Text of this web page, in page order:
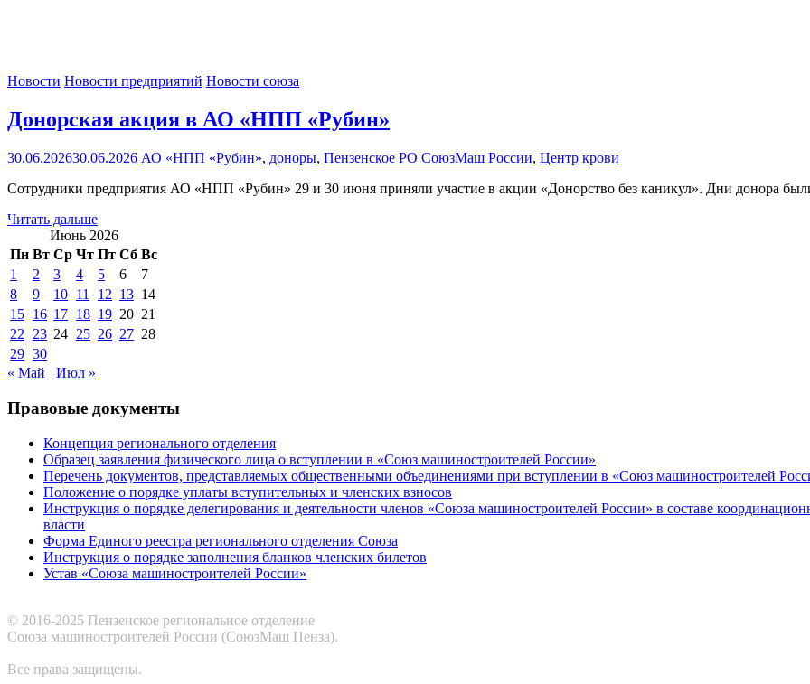
Новости Новости предприятий Новости союза
Донорская акция в АО «НПП «Рубин»
30.06.202630.06.2026 АО «НПП «Рубин», доноры, Пензенское РО СоюзМаш России, Центр крови
Сотрудники предприятия АО «НПП «Рубин» 29 и 30 июня приняли участие в акции «Донорство без каникул». Дни донора
Читать дальше
Июнь 2026
Пн Вт Ср Чт Пт Сб Вс
1
2 3 4 5 6
7
8
9 10 11 12 13 14
15 16 17 18 19 20 21
22
23 24 25 26 27 28
29 30
« Май
Июл »
Правовые документы
Концепция регионального отделения
Образец заявления физического лица о вступлении в «Союз машиностроителей России»
Перечень документов, представляемых общественными объединениями при вступлении в «Союз машиностроителей
Положение о порядке уплаты вступительных и членских взносов
Инструкция о порядке делегирования и деятельности членов «Союза машиностроителей России» в составе
власти
Форма Единого реестра регионального отделения Союза
Инструкция о порядке заполнения бланков членских билетов
Устав «Союза машиностроителей России»
© 2016-2025 Пензенское региональное отделение
Cоюза машиностроителей России (СоюзМаш Пенза).
Все права защищены.